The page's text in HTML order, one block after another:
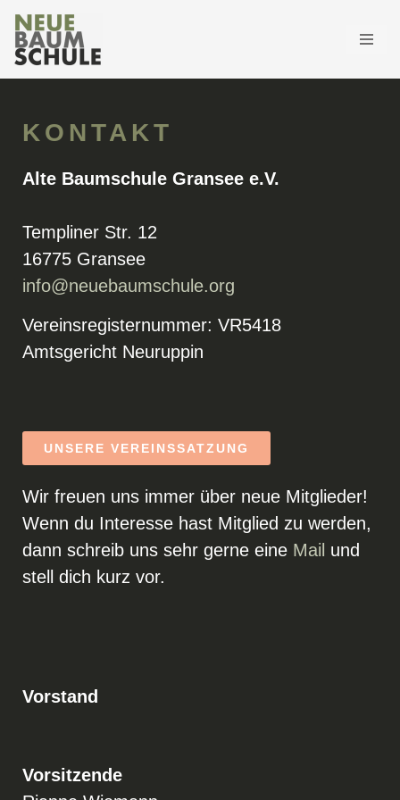
Zum
KONTAKT
Alte Baumschule Gransee e.V.
Templiner Str. 12
16775 Gransee
info@neuebaumschule.org
Vereinsregisternummer: VR5418
Amtsgericht Neuruppin
UNSERE VEREINSSATZUNG
Wir freuen uns immer über neue Mitglieder!
Wenn du Interesse hast Mitglied zu werden,
dann schreib uns sehr gerne eine Mail und
stell dich kurz vor.
Vorstand
Vorsitzende